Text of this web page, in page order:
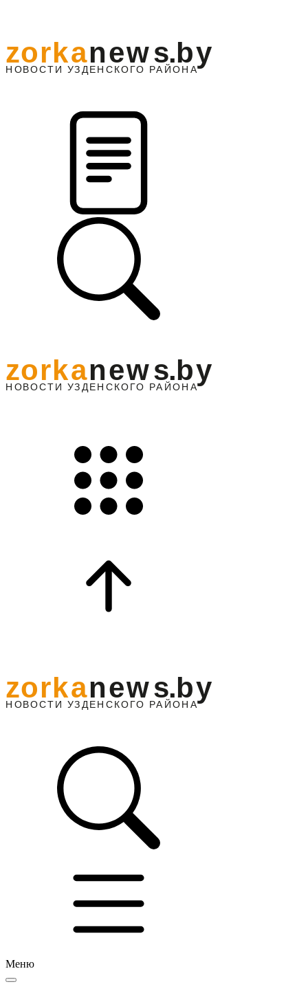
НО ВОСТИ УЗДЕНС КО ГО РАЙОНА
zorkanews.by
Меню